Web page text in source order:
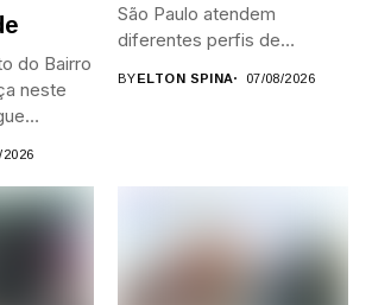
do Bairro
neste
2026
São Paulo atendem
diferentes perfis de
BYELTON SPINA 07/08/2026